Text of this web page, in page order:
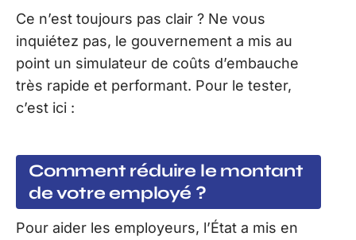
Ce n’est toujours pas clair ? Ne vous
inquiétez pas, le gouvernement a mis au
point un simulateur de coûts d’embauche
très rapide et performant. Pour le tester,
c’est ici :
Comment réduire le montant
de votre employé ?
Pour aider les employeurs, l’État a mis en